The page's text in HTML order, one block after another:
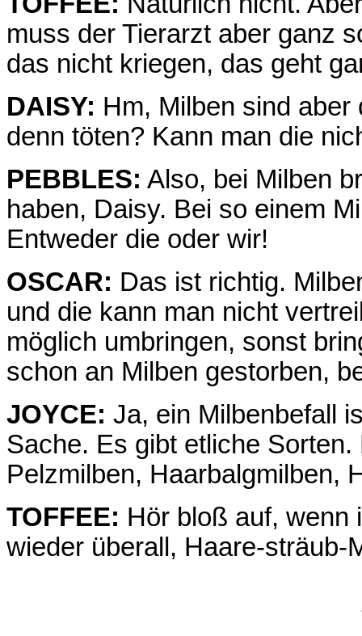
muss der Tierarzt aber ganz
das nicht kriegen, das geht
DAISY: Hm, Milben sind
denn töten? Kann man die
PEBBLES: Also, bei Milben
haben, Daisy. Bei so einem
Entweder die oder wir!
OSCAR: Das ist richtig.
und die kann man nicht
möglich umbringen, sonst
schon an Milben gestorben,
JOYCE: Ja, ein Milbenbefall
Sache. Es gibt etliche
Pelzmilben, Haarbalgmilben,
TOFFEE: Hör bloß auf, wenn
wieder überall, Haare-sträub-